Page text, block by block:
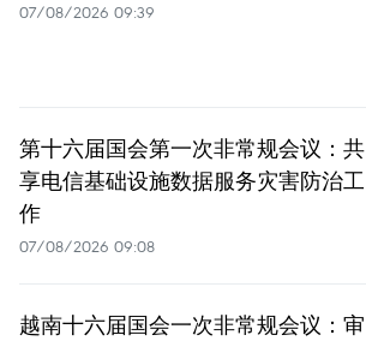
07/08/2026 09:39
第十六届国会第一次非常规会议：共
享电信基础设施数据服务灾害防治工
作
07/08/2026 09:08
越南十六届国会一次非常规会议：审